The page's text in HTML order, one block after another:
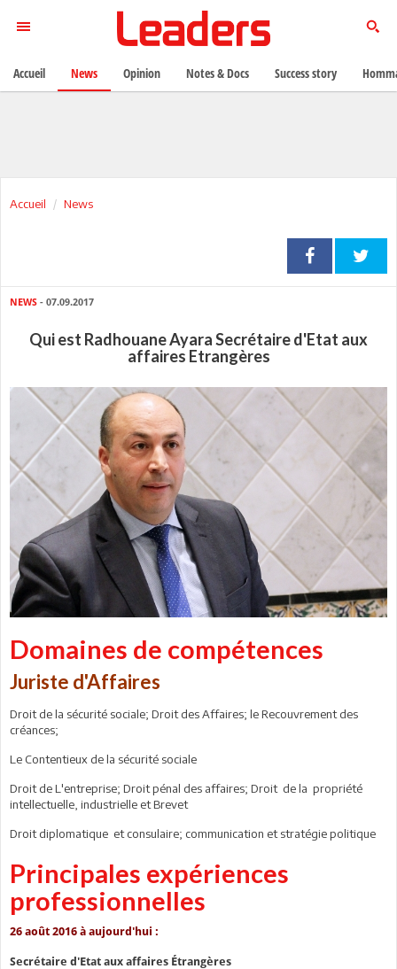
Accueil News
NEWS - 07.09.2017
Qui est Radhouane Ayara Secrétaire d'Etat aux
affaires Etrangères
Domaines de compétences
Juriste d'Affaires
Droit de la sécurité sociale; Droit des Affaires; le Recouvrement des
créances;
Le Contentieux de la sécurité sociale
Droit de L'entreprise; Droit pénal des affaires; Droit de la propriété
intellectuelle, industrielle et Brevet
Droit diplomatique et consulaire; communication et stratégie politique
Principales expériences
professionnelles
26 août 2016 à aujourd'hui :
Secrétaire d'Etat aux affaires Étrangères
Accueil News Opinion Notes & Docs Success story